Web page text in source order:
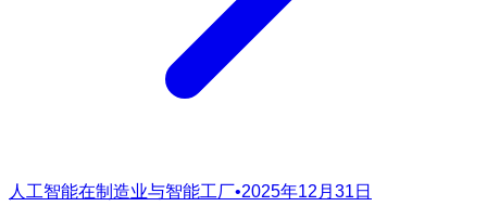
人工智能在制造业与智能工厂•2025年12月31日